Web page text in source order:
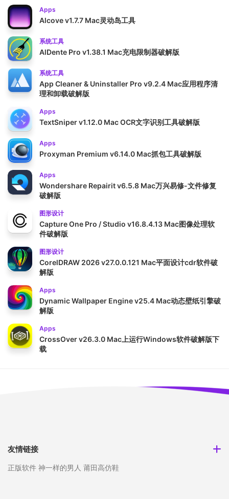
Apps
Alcove v1.7.7 Mac灵动岛工具
系统工具
AlDente Pro v1.38.1 Mac充电限制器破解版
系统工具
App Cleaner & Uninstaller Pro v9.2.4 Mac应用程序清
理和卸载破解版
Apps
TextSniper v1.12.0 Mac OCR文字识别工具破解版
Apps
Proxyman Premium v6.14.0 Mac抓包工具破解版
Apps
Wondershare Repairit v6.5.8 Mac万兴易修-文件修复
破解版
图形设计
Capture One Pro / Studio v16.8.4.13 Mac图像处理软
件破解版
图形设计
CorelDRAW 2026 v27.0.0.121 Mac平面设计cdr软件破
解版
Apps
Dynamic Wallpaper Engine v25.4 Mac动态壁纸引擎破
解版
Apps
CrossOver v26.3.0 Mac上运行Windows软件破解版下
载
友情链接
正版软件 神一样的男人 莆田高仿鞋